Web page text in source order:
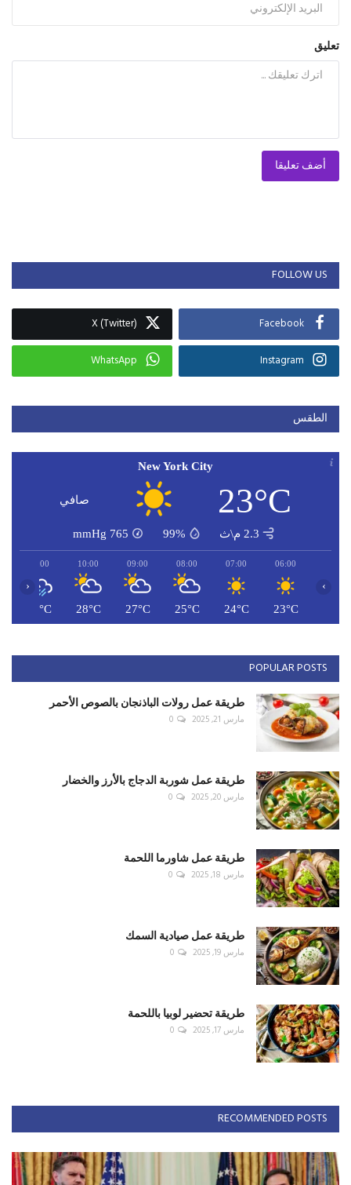
تعليق
أضف تعليقا
FOLLOW US
Facebook
X (Twitter)
Instagram
WhatsApp
الطقس
New York City
23°C صافي
2.3 م\ث 99%
765
mmHg
06:00
23°C
07:00
24°C
08:00
25°C
09:00
27°C
10:00
28°C
11:00
29°C
‹ ›
POPULAR POSTS
طريقة عمل رولات الباذنجان بالصوص الأحمر
مارس 21, 2025 0
طريقة عمل شوربة الدجاج بالأرز والخضار
مارس 20, 2025 0
طريقة عمل شاورما اللحمة
مارس 18, 2025 0
طريقة عمل صيادية السمك
مارس 19, 2025 0
طريقة تحضير لوبيا باللحمة
مارس 17, 2025 0
RECOMMENDED POSTS